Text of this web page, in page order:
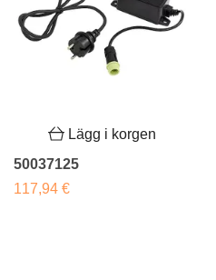
Lägg i korgen
50037125
117,94 €